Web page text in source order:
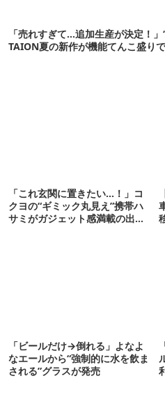
「売れすぎて…追加生産が決定！」
TAION夏の新作が機能てんこ盛り
「これ玄関に置きたい…！」コ
クヨの“ギミック丸見え”携帯ハ
サミがガジェット感満載の出来
「ビールだけ→倒れる」よなよ
なエールから“強制的に水を飲ま
される”グラスが発売